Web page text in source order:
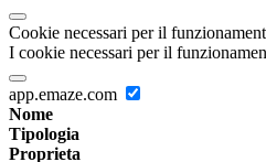
Cookie necessari per il
I cookie necessari per il
app.emaze.com
Nome
Tipologia
Proprieta